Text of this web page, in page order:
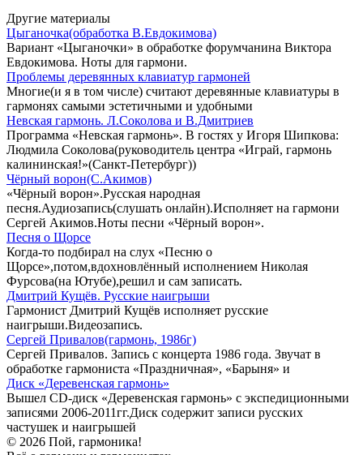
Другие материалы
Цыганочка(обработка В.Евдокимова)
Вариант «Цыганочки» в обработке форумчанина Виктора
Евдокимова. Ноты для гармони.
Проблемы деревянных клавиатур гармоней
Многие(и я в том числе) считают деревянные клавиатуры в
гармонях самыми эстетичными и удобными
Невская гармонь. Л.Соколова и В.Дмитриев
Программа «Невская гармонь». В гостях у Игоря Шипкова:
Людмила Соколова(руководитель центра «Играй, гармонь
калининская!»(Санкт-Петербург))
Чёрный ворон(С.Акимов)
«Чёрный ворон».Русская народная
песня.Аудиозапись(слушать онлайн).Исполняет на гармони
Сергей Акимов.Ноты песни «Чёрный ворон».
Песня о Щорсе
Когда-то подбирал на слух «Песню о
Щорсе»,потом,вдохновлённый исполнением Николая
Фурсова(на Ютубе),решил и сам записать.
Дмитрий Кущёв. Русские наигрыши
Гармонист Дмитрий Кущёв исполняет русские
наигрыши.Видеозапись.
Сергей Привалов(гармонь, 1986г)
Сергей Привалов. Запись с концерта 1986 года. Звучат в
обработке гармониста «Праздничная», «Барыня» и
Диск «Деревенская гармонь»
Вышел CD-диск «Деревенская гармонь» с экспедиционными
записями 2006-2011гг.Диск содержит записи русских
частушек и наигрышей
© 2026 Пой, гармоника!